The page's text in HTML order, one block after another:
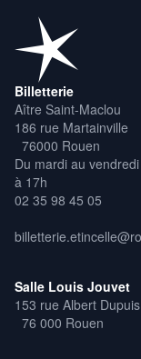
Billetterie
Aître Saint-Maclou
186 rue Martainville
76000 Rouen
Du mardi au
à 17h
02 35 98 45 05
Salle Louis Jouvet
153 rue Albert Dupuis
76 000 Rouen